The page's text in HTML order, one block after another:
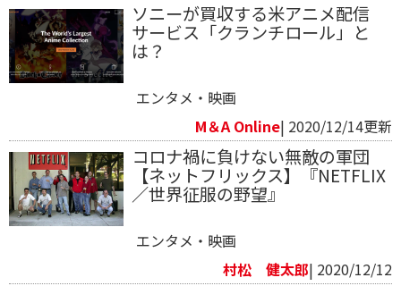
ソニーが買収する米アニメ配信
サービス「クランチロール」と
は？
エンタメ・映画
M＆A Online| 2020/12/14更新
コロナ禍に負けない無敵の軍団
【ネットフリックス】『NETFLIX
／世界征服の野望』
エンタメ・映画
村松 健太郎| 2020/12/12